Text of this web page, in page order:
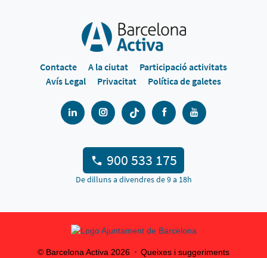
Contacte A la ciutat
Participació activitats
Avís Legal
Privacitat Política de galetes
900 533 175
De dilluns a divendres de 9 a 18h
© Barcelona Activa 2026 Queixes i suggeriments